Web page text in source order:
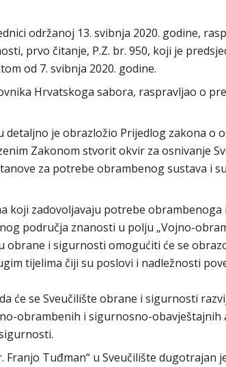
održanoj 13. svibnja 2020. godine,
prvo čitanje, P.Z. br. 950, koji je
od 7. svibnja 2020. godine.
Hrvatskoga sabora, raspravljao o
je obrazložio Prijedlog zakona o
Zakonom stvorit okvir za osnivanje
za potrebe obrambenog sustava i
koji zadovoljavaju potrebe
područja znanosti u polju „Vojno-
obrane i sigurnosti omogućiti će se
tijelima čiji su poslovi i nadležnosti
će se Sveučilište obrane i sigurnosti
obrambenih i sigurnosno-obavještajnih
Tuđman“ u Sveučilište dugotrajan